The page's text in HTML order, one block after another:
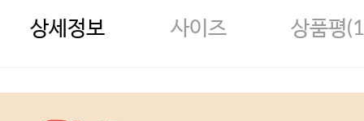
상세정보 사이즈 상품평(1